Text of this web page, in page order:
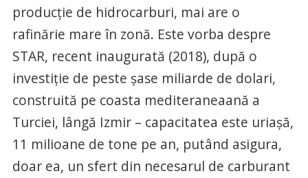
producție de hidrocarburi, mai are o
rafinărie mare în zonă. Este vorba despre
STAR, recent inaugurată (2018), după o
investiție de peste șase miliarde de dolari,
construită pe coasta mediteraneaană a
Turciei, lângă Izmir – capacitatea este uriașă,
11 milioane de tone pe an, putând asigura,
doar ea, un sfert din necesarul de carburant